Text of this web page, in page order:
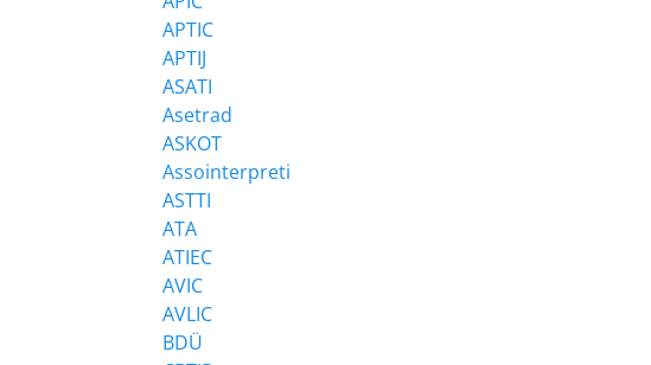
APTIC
APTIJ
ASATI
Asetrad
ASKOT
Assointerpreti
ASTTI
ATA
ATIEC
AVIC
AVLIC
BDÜ